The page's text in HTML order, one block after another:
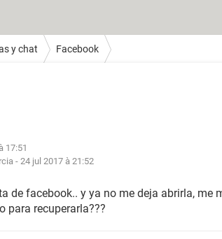
y chat Facebook
17:51
- 24 jul 2017 à 21:52
de facebook.. y ya no me deja abrirla, me
para recuperarla???